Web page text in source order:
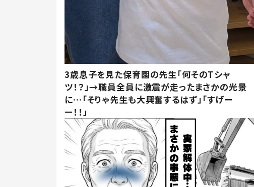
3歳息子を見た保育園の先生「何そのTシャ
ツ！？」→職員全員に激震が走ったまさかの光景
に…「そりゃ先生も大興奮するはず」「すげー
ー！！」